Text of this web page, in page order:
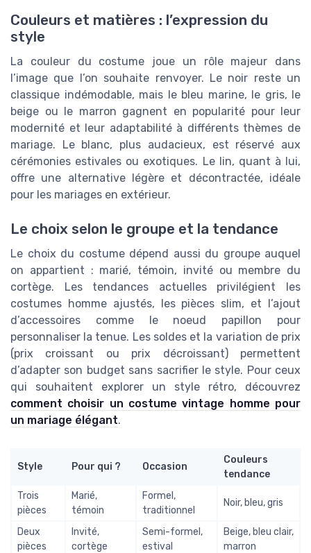
Couleurs et matières : l’expression du
style
La couleur du costume joue un rôle majeur dans
l’image que l’on souhaite renvoyer. Le noir reste un
classique indémodable, mais le bleu marine, le gris, le
beige ou le marron gagnent en popularité pour leur
modernité et leur adaptabilité à différents thèmes de
mariage. Le blanc, plus audacieux, est réservé aux
cérémonies estivales ou exotiques. Le lin, quant à lui,
offre une alternative légère et décontractée, idéale
pour les mariages en extérieur.
Le choix selon le groupe et la tendance
Le choix du costume dépend aussi du groupe auquel
on appartient : marié, témoin, invité ou membre du
cortège. Les tendances actuelles privilégient les
costumes homme ajustés, les pièces slim, et l’ajout
d’accessoires comme le noeud papillon pour
personnaliser la tenue. Les soldes et la variation de prix
(prix croissant ou prix décroissant) permettent
d’adapter son budget sans sacrifier le style. Pour ceux
qui souhaitent explorer un style rétro, découvrez
comment choisir un costume vintage homme pour
un mariage élégant.
Style Pour qui ? Occasion
Couleurs
tendance
Trois
pièces
Marié,
témoin
Formel,
traditionnel
Noir, bleu, gris
Deux
pièces
Invité,
cortège
Semi-formel,
estival
Beige, bleu clair,
marron